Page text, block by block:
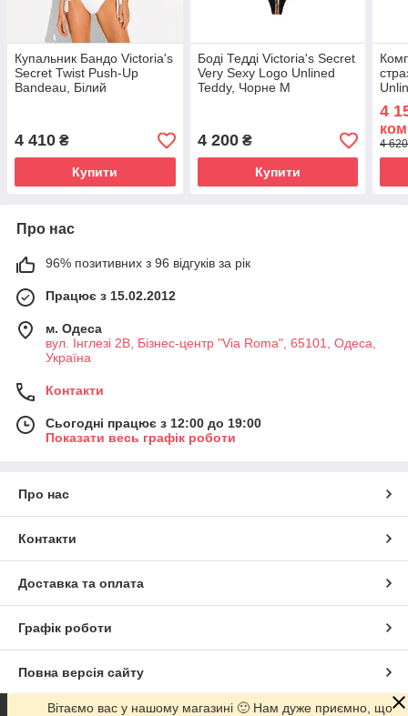
Купальник Бандо Victoria's
Secret Twist Push-Up
Bandeau, Білий
4 410 ₴
Купити
Боді Тедді Victoria's Secret
Very Sexy Logo Unlined
Teddy, Чорне М
4 200₴
Купити
4
4
Про нас
96% позитивних з 96 відгуків за рік
Працює з 15.02.2012
м. Одеса
вул. Інглезі 2В, Бізнес-центр "Via Roma", 65101, Одеса,
Україна
Контакти
Сьогодні працює з 12:00 до 19:00
Показати весь графік роботи
Про нас
Контакти
Доставка та оплата
Графік роботи
Повна версія сайту
Вітаємо вас у нашому магазині 🙂 Нам дуже приємно, що